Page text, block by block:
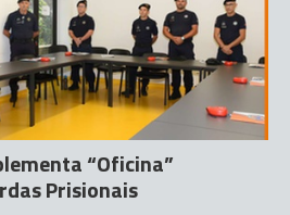
“Oficina”
Prisionais